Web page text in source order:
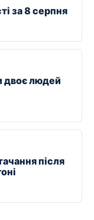
за 8 серпня
двоє людей
після